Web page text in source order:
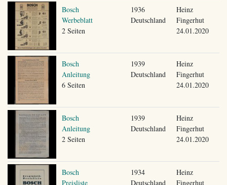
Bosch
Werbeblatt
2 Seiten
1936
Deutschland
Heinz
Fingerhut
24.01.2020
Bosch
Anleitung
6 Seiten
1939
Deutschland
Heinz
Fingerhut
24.01.2020
Bosch
Anleitung
2 Seiten
1939
Deutschland
Heinz
Fingerhut
24.01.2020
Bosch
Preisliste
1934
Deutschland
Heinz
Fingerhut